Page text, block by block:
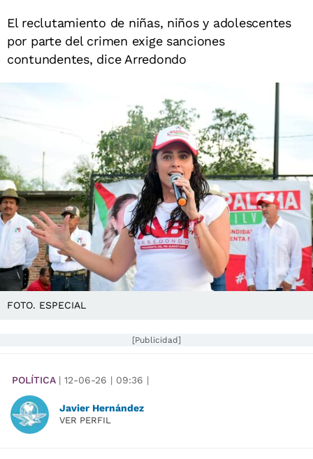
El reclutamiento de niñas, niños y adolescentes
por parte del crimen exige sanciones
contundentes, dice Arredondo
FOTO. ESPECIAL
[Publicidad]
POLÍTICA | 12-06-26 | 09:36 |
Javier Hernández
VER PERFIL